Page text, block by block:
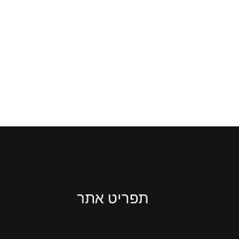
תפריט אתר